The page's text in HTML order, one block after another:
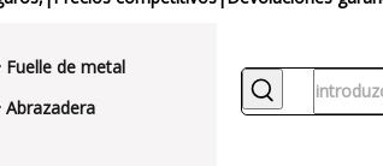
Fuelle de metal
Abrazadera